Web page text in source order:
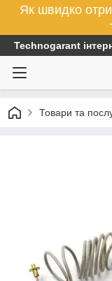
Як швидко
Technogarant
Товари та